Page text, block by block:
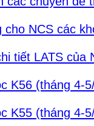
NCS các
tiết LATS của
K56 (tháng 4-
K55 (tháng 4-